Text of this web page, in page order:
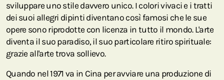
sviluppare uno stile davvero unico. I colori vivaci e i tratti
dei suoi allegri dipinti diventano così famosi che le sue
opere sono riprodotte con licenza in tutto il mondo. L'arte
diventa il suo paradiso, il suo particolare ritiro spirituale:
grazie all'arte trova sollievo.
Quando nel 1971 va in Cina per avviare una produzione di